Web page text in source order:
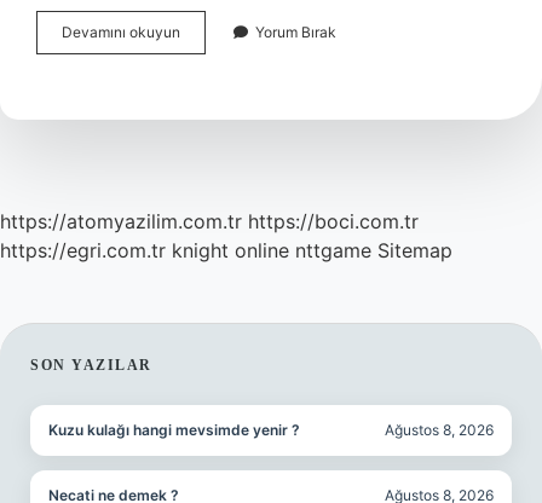
Devamını okuyun
Içerikli
Yorum Bırak
https://atomyazilim.com.tr https://boci.com.tr
https://egri.com.tr knight online nttgame Sitemap
SIDEBAR
SON YAZILAR
Kuzu kulağı hangi mevsimde yenir ? Ağustos 8, 2026
Necati ne demek ? Ağustos 8, 2026